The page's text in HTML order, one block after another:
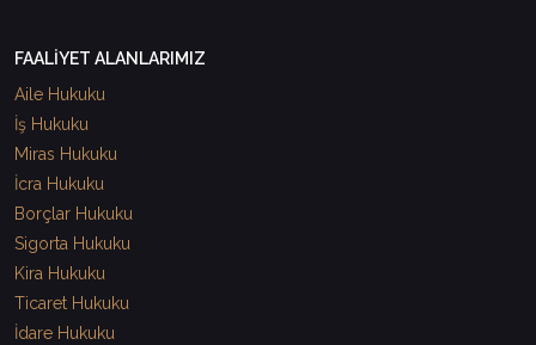
FAALİYET ALANLARIMIZ
Aile Hukuku
İş Hukuku
Miras Hukuku
İcra Hukuku
Borçlar Hukuku
Sigorta Hukuku
Kira Hukuku
Ticaret Hukuku
İdare Hukuku